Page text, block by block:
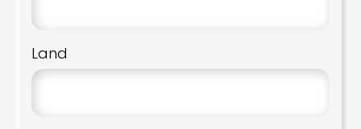
Land